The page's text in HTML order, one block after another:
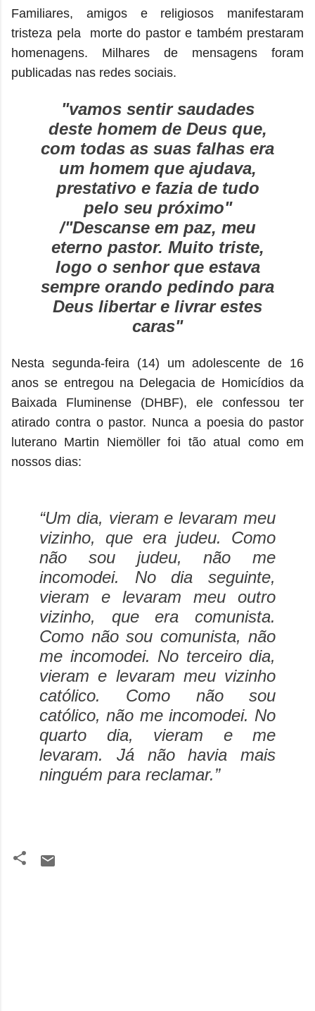
Familiares, amigos e religiosos manifestaram
tristeza pela morte do pastor e também prestaram
homenagens. Milhares de mensagens foram
publicadas nas redes sociais.
"vamos sentir saudades
deste homem de Deus que,
com todas as suas falhas era
um homem que ajudava,
prestativo e fazia de tudo
pelo seu próximo"
/"Descanse em paz, meu
eterno pastor. Muito triste,
logo o senhor que estava
sempre orando pedindo para
Deus libertar e livrar estes
caras"
Nesta segunda-feira (14) um adolescente de 16
anos se entregou na Delegacia de Homicídios da
Baixada Fluminense (DHBF), ele confessou ter
atirado contra o pastor. Nunca a poesia do pastor
luterano Martin Niemöller foi tão atual como em
nossos dias:
“Um dia, vieram e levaram meu
vizinho, que era judeu. Como
não sou judeu, não me
incomodei. No dia seguinte,
vieram e levaram meu outro
vizinho, que era comunista.
Como não sou comunista, não
me incomodei. No terceiro dia,
vieram e levaram meu vizinho
católico. Como não sou
católico, não me incomodei. No
quarto dia, vieram e me
levaram. Já não havia mais
ninguém para reclamar.”